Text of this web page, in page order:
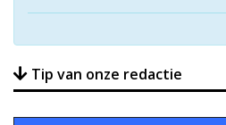
Tip van onze redactie